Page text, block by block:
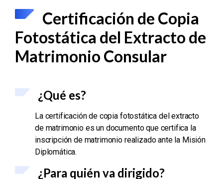
Certificación de Copia
Fotostática del Extracto de
Matrimonio Consular
¿Qué es?
La certificación de copia fotostática del extracto
de matrimonio es un documento que certifica la
inscripción de matrimonio realizado ante la Misión
Diplomática.
¿Para quién va dirigido?